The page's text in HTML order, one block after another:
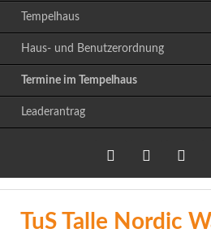
Tempelhaus
Haus- und Benutzerordnung
Termine im Tempelhaus
Leaderantrag
Twitter LinkedInGoogle+
TuS Talle Nordic